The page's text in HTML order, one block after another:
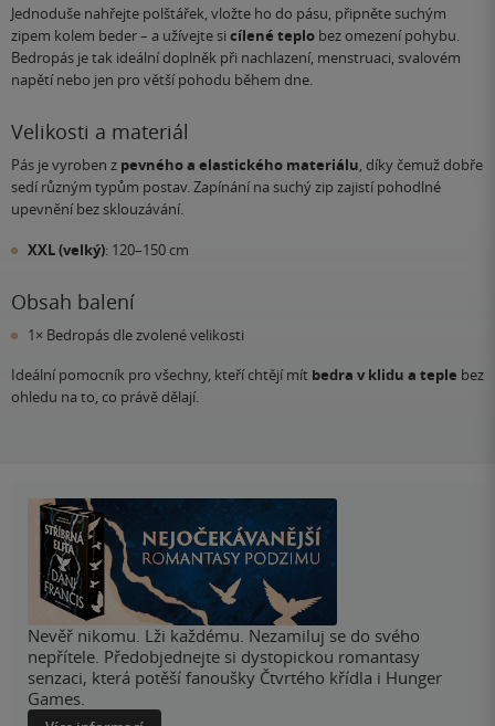
Jednoduše nahřejte polštářek, vložte ho do pásu, připněte suchým
zipem kolem beder – a užívejte si cílené teplo bez omezení pohybu.
Bedropás je tak ideální doplněk při nachlazení, menstruaci, svalovém
napětí nebo jen pro větší pohodu během dne.
Velikosti a materiál
Pás je vyroben z pevného a elastického materiálu, díky čemuž dobře
sedí různým typům postav. Zapínání na suchý zip zajistí pohodlné
upevnění bez sklouzávání.
XXL (velký): 120–150 cm
Obsah balení
1× Bedropás dle zvolené velikosti
Ideální pomocník pro všechny, kteří chtějí mít bedra v klidu a teple bez
ohledu na to, co právě dělají.
Nevěř nikomu. Lži každému. Nezamiluj se do svého
nepřítele. Předobjednejte si dystopickou romantasy
senzaci, která potěší fanoušky Čtvrtého křídla i Hunger
Games.